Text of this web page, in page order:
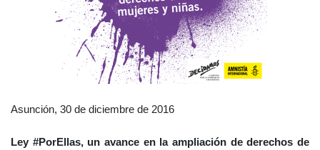
Asunción, 30 de diciembre de 2016
Ley #PorEllas, un avance en la ampliación de derechos de